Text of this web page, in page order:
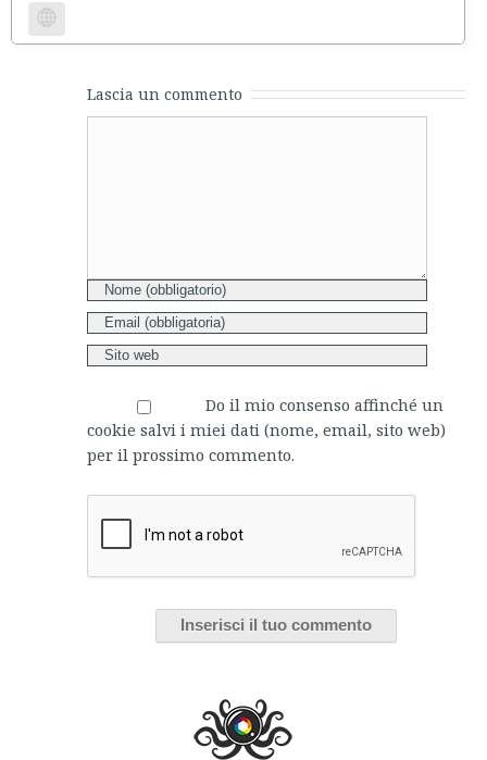
Website
Lascia un commento
Do il mio consenso affinché un
cookie salvi i miei dati (nome, email, sito web)
per il prossimo commento.